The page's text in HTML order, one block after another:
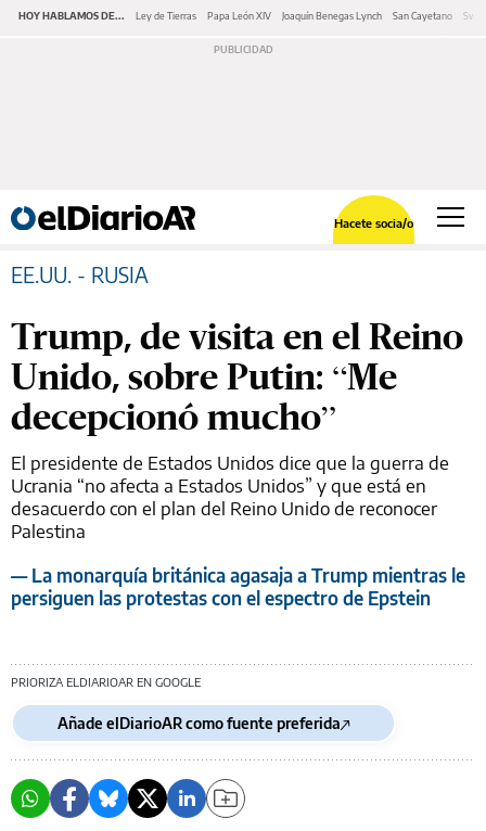
HOY HABLAMOS DE... Ley de Tierras Papa León XIV Joaquín Benegas Lynch San Cayetano
Hacete socia/o
EE.UU. - RUSIA
Trump, de visita en el Reino
Unido, sobre Putin: “Me
decepcionó mucho”
El presidente de Estados Unidos dice que la guerra de
Ucrania “no afecta a Estados Unidos” y que está en
desacuerdo con el plan del Reino Unido de reconocer
Palestina
— La monarquía británica agasaja a Trump mientras le
persiguen las protestas con el espectro de Epstein
PRIORIZA ELDIARIOAR EN GOOGLE
Añade elDiarioAR como fuente preferida